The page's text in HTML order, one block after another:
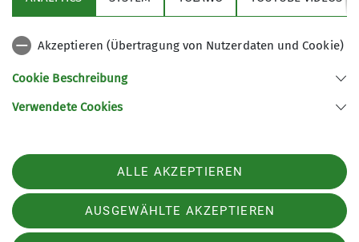
Sektion
Aktuelles
88400 Biberach
Telefon +4973513207575
Akzeptieren (Übertragung von Nutzerdaten und Cookie)
Cookie Beschreibung
Verwendete Cookies
ALLE AKZEPTIEREN
AUSGEWÄHLTE AKZEPTIEREN